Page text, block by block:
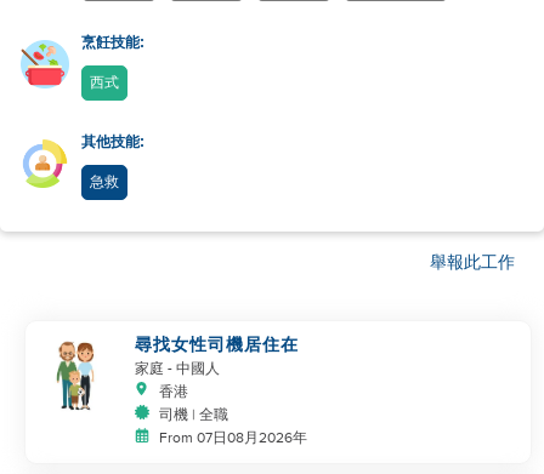
烹飪技能:
西式
其他技能:
急救
舉報此工作
尋找女性司機居住在
家庭 - 中國人
香港
司機 | 全職
From 07日08月2026年